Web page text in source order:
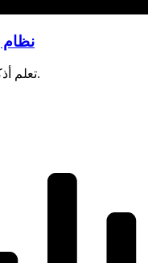
نظام
تعلم أذكى، نمو أسهل.